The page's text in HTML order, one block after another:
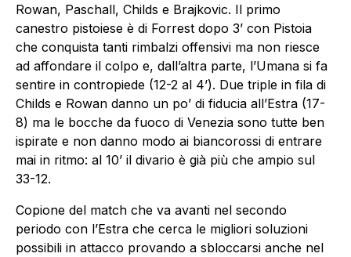
Rowan, Paschall, Childs e Brajkovic. Il primo
canestro pistoiese è di Forrest dopo 3’ con Pistoia
che conquista tanti rimbalzi offensivi ma non riesce
ad affondare il colpo e, dall’altra parte, l’Umana si fa
sentire in contropiede (12-2 al 4’). Due triple in fila di
Childs e Rowan danno un po’ di fiducia all’Estra (17-
8) ma le bocche da fuoco di Venezia sono tutte ben
ispirate e non danno modo ai biancorossi di entrare
mai in ritmo: al 10’ il divario è già più che ampio sul
33-12.
Copione del match che va avanti nel secondo
periodo con l’Estra che cerca le migliori soluzioni
possibili in attacco provando a sbloccarsi anche nel